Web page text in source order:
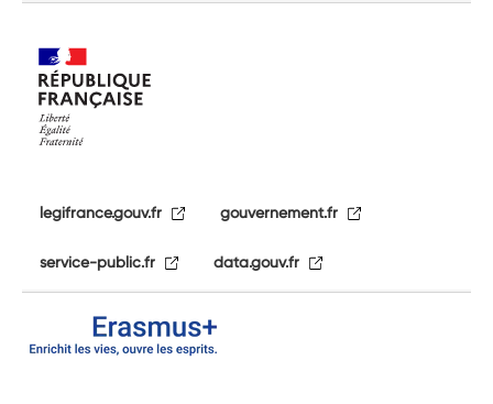
legifrance.gouv.fr gouvernement.fr
service-public.fr data.gouv.fr